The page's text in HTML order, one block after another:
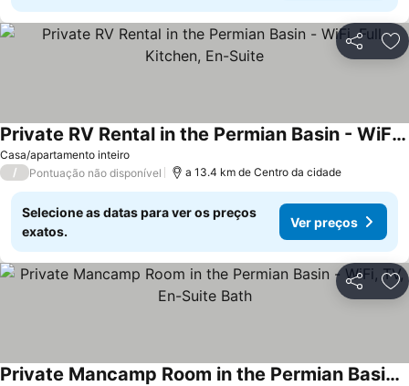
Partilhar
Casa/apartamento inteiro
Private RV Rental in the Permian Basin - WiFi, Full Kitchen, En-Suite
Ver preços
/ Pontuação não disponível a 13.4 km de Centro da cidade
Selecione as datas para ver os preços
exatos.
Ver preços
Partilhar
Private Mancamp Room in the Permian Basin - WiFi, TV, En-Suite Bath